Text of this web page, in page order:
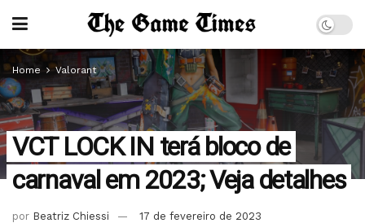
Home Valorant
VCT LOCK IN terá bloco de
carnaval em 2023; Veja detalhes
por Beatriz Chiessi
17 de fevereiro de 2023